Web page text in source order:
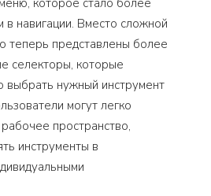
которое стало более
в навигации. Вместо сложной
теперь представлены более
селекторы, которые
выбрать нужный инструмент
могут легко
пространство,
инструменты в